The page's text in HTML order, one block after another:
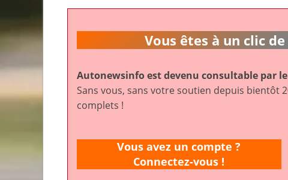
Vous êtes à un clic
Autonewsinfo est devenu consultable par
Sans vous, sans votre soutien depuis bientôt
complets !
Vous avez un compte ?
Connectez-vous !